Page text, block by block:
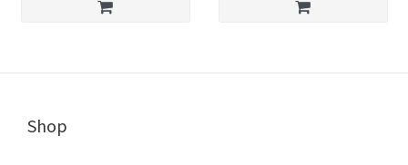
Shop